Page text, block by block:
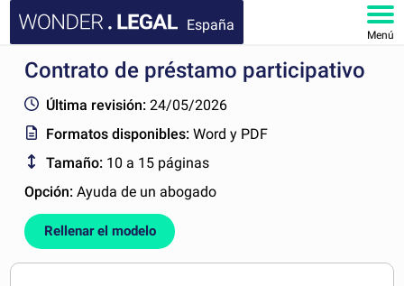
España
Menú
INICIO
DOCUMENTOS
FAQ
MI CUENTA
Contrato de préstamo participativo
Última revisión: 24/05/2026
Formatos disponibles:Word y PDF
Tamaño: 10 a 15 páginas
Opción:Ayuda de un abogado
Rellenar el modelo